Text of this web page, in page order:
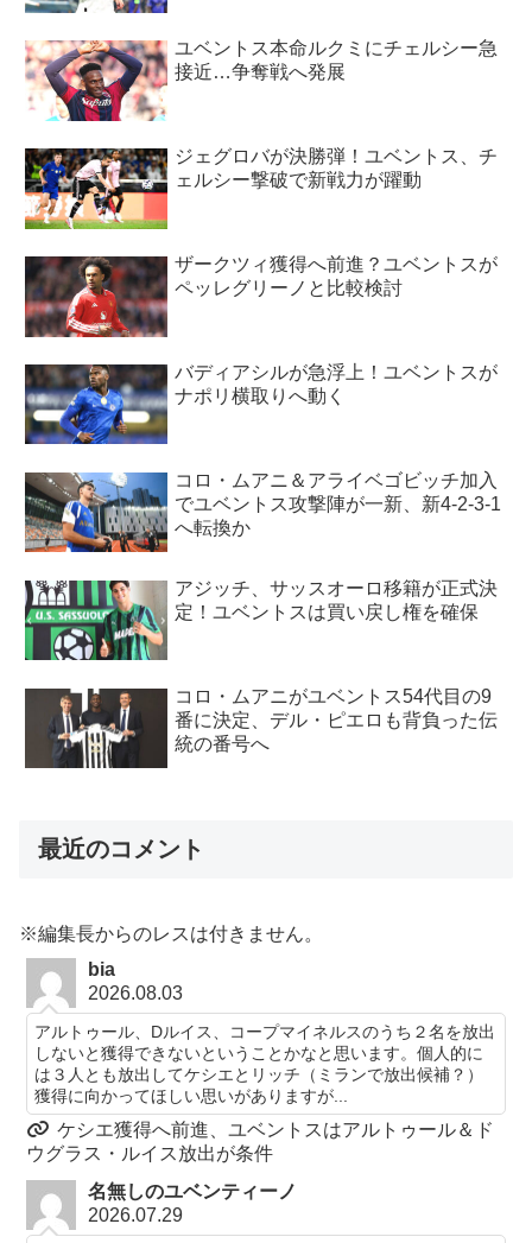
ユベントス本命ルクミにチェルシー急
接近…争奪戦へ発展
ジェグロバが決勝弾！ユベントス、チ
ェルシー撃破で新戦力が躍動
ザークツィ獲得へ前進？ユベントスが
ペッレグリーノと比較検討
バディアシルが急浮上！ユベントスが
ナポリ横取りへ動く
コロ・ムアニ＆アライベゴビッチ加入
でユベントス攻撃陣が一新、新4-2-3-1
へ転換か
アジッチ、サッスオーロ移籍が正式決
定！ユベントスは買い戻し権を確保
コロ・ムアニがユベントス54代目の9
番に決定、デル・ピエロも背負った伝
統の番号へ
最近のコメント
※編集長からのレスは付きません。
bia
2026.08.03
アルトゥール、Dルイス、コープマイネルスのうち２名を放出
しないと獲得できないということかなと思います。個人的に
は３人とも放出してケシエとリッチ（ミランで放出候補？）
獲得に向かってほしい思いがありますが...
ケシエ獲得へ前進、ユベントスはアルトゥール＆ド
ウグラス・ルイス放出が条件
名無しのユベンティーノ
2026.07.29